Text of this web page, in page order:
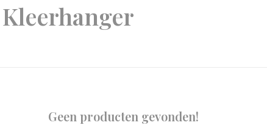
Geen producten gevonden!